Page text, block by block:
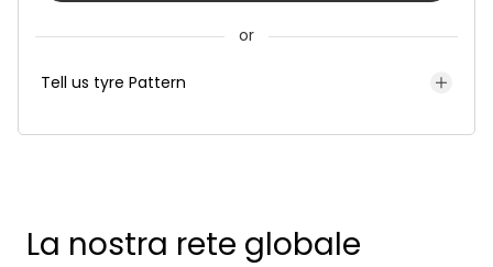
or
Tell us tyre Pattern
La nostra rete globale